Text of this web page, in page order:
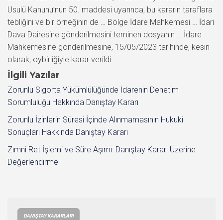
Usulü Kanunu’nun 50. maddesi uyarınca, bu kararın taraflara
tebliğini ve bir örneğinin de … Bölge İdare Mahkemesi … İdari
Dava Dairesine gönderilmesini teminen dosyanın … İdare
Mahkemesine gönderilmesine, 15/05/2023 tarihinde, kesin
olarak, oybirliğiyle karar verildi.
İlgili Yazılar
Zorunlu Sigorta Yükümlülüğünde İdarenin Denetim
Sorumluluğu Hakkında Danıştay Kararı
Zorunlu İzinlerin Süresi İçinde Alınmamasının Hukuki
Sonuçları Hakkında Danıştay Kararı
Zımni Ret İşlemi ve Süre Aşımı: Danıştay Kararı Üzerine
Değerlendirme
DANIŞTAY KARARLARI